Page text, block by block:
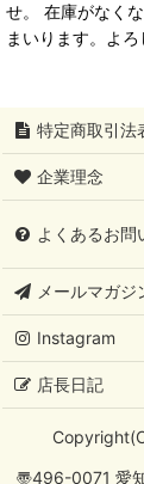
せ。 在庫がなく
まいります。よろ
特定商取引法
企業理念
よくあるお問
メールマガジ
Instagram
店長日記
〠496-0071 愛